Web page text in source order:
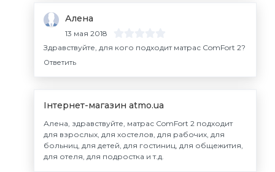
Алена
13 мая 2018
Здравствуйте, для кого подходит матрас ComFort 2?
Ответить
Інтернет-магазин atmo.ua
Алена, здравствуйте, матрас ComFort 2 подходит
для взрослых, для хостелов, для рабочих, для
больниц, для детей, для гостиниц, для общежития,
для отеля, для подростка и т.д.